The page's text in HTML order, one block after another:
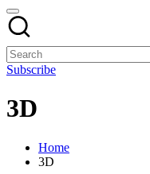
Subscribe
3D
Home
3D